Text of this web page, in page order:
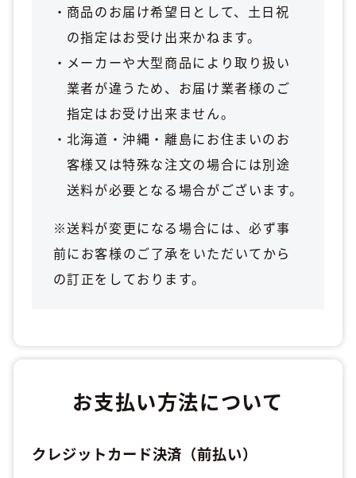
商品のお届け希望日として、土日祝
の指定はお受け出来かねます。
メーカーや大型商品により取り扱い
業者が違うため、お届け業者様のご
指定はお受け出来ません。
北海道・沖縄・離島にお住まいのお
客様又は特殊な注文の場合には別途
送料が必要となる場合がございます。
※送料が変更になる場合には、必ず事
前にお客様のご了承をいただいてから
の訂正をしております。
お支払い方法について
クレジットカード決済（前払い）